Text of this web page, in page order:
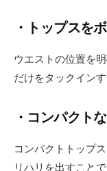
・トップスを
ウエストの位置を
だけをタックイン
・コンパクト
コンパクトトップ
リハリを出すこと